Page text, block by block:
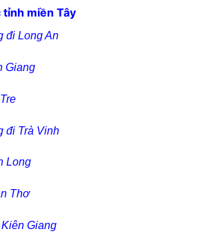
tỉnh miền Tây
đi Long An
Giang
đi Trà Vinh
Long
Thơ
Giang